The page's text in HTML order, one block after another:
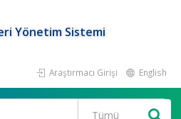
Yönetim Sistemi
Araştırmacı Girişi English